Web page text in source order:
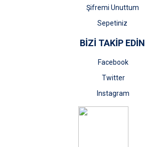
Şifremi Unuttum
Sepetiniz
BİZİ TAKİP EDİN
Facebook
Twitter
Instagram